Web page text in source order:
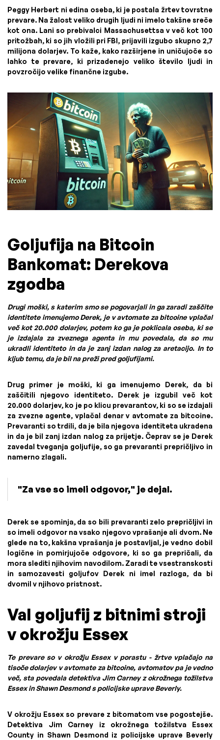
Peggy Herbert ni edina oseba, ki je postala žrtev tovrstne
prevare. Na žalost veliko drugih ljudi ni imelo takšne sreče
kot ona. Lani so prebivalci Massachusettsa v več kot 100
pritožbah, ki so jih vložili pri FBI, prijavili izgubo skupno 2,7
milijona dolarjev. To kaže, kako razširjene in uničujoče so
lahko te prevare, ki prizadenejo veliko število ljudi in
povzročijo velike finančne izgube.
Goljufija na Bitcoin
Bankomat: Derekova
zgodba
Drugi moški, s katerim smo se pogovarjali in ga zaradi zaščite
identitete imenujemo Derek, je v avtomate za bitcoine vplačal
več kot 20.000 dolarjev, potem ko ga je poklicala oseba, ki se
je izdajala za zveznega agenta in mu povedala, da so mu
ukradli identiteto in da je zanj izdan nalog za aretacijo. In to
kljub temu, da je bil na preži pred goljufijami.
Drug primer je moški, ki ga imenujemo Derek, da bi
zaščitili njegovo identiteto. Derek je izgubil več kot
20.000 dolarjev, ko je po klicu prevarantov, ki so se izdajali
za zvezne agente, vplačal denar v avtomate za bitcoine.
Prevaranti so trdili, da je bila njegova identiteta ukradena
in da je bil zanj izdan nalog za prijetje. Čeprav se je Derek
zavedal tveganja goljufije, so ga prevaranti prepričljivo in
namerno zlagali.
"Za vse so imeli odgovor," je dejal.
Derek se spominja, da so bili prevaranti zelo prepričljivi in
so imeli odgovor na vsako njegovo vprašanje ali dvom. Ne
glede na to, kakšna vprašanja je postavljal, je vedno dobil
logične in pomirjujoče odgovore, ki so ga prepričali, da
mora slediti njihovim navodilom. Zaradi te vsestranskosti
in samozavesti goljufov Derek ni imel razloga, da bi
dvomil v njihovo pristnost.
Val goljufij z bitnimi stroji
v okrožju Essex
Te prevare so v okrožju Essex v porastu - žrtve vplačajo na
tisoče dolarjev v avtomate za bitcoine, avtomatov pa je vedno
več, sta povedala detektiva Jim Carney z okrožnega tožilstva
Essex in Shawn Desmond s policijske uprave Beverly.
V okrožju Essex so prevare z bitomatom vse pogostejše.
Detektiva Jim Carney iz okrožnega tožilstva Essex
County in Shawn Desmond iz policijske uprave Beverly